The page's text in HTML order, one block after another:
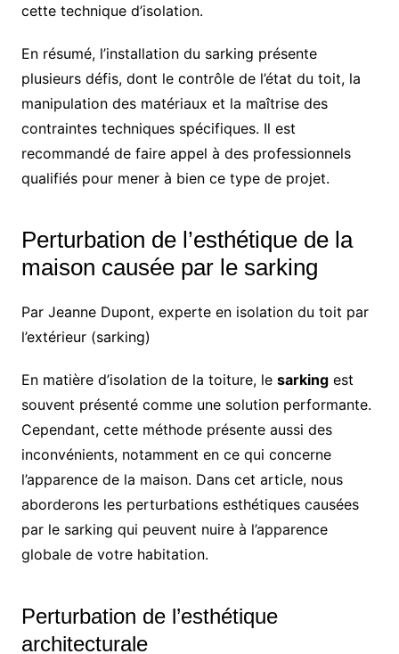
cette technique d’isolation.
En résumé, l’installation du sarking présente
plusieurs défis, dont le contrôle de l’état du toit, la
manipulation des matériaux et la maîtrise des
contraintes techniques spécifiques. Il est
recommandé de faire appel à des professionnels
qualifiés pour mener à bien ce type de projet.
Perturbation de l’esthétique de la
maison causée par le sarking
Par Jeanne Dupont, experte en isolation du toit par
l’extérieur (sarking)
En matière d’isolation de la toiture, le sarkingest
souvent présenté comme une solution performante.
Cependant, cette méthode présente aussi des
inconvénients, notamment en ce qui concerne
l’apparence de la maison. Dans cet article, nous
aborderons les perturbations esthétiques causées
par le sarking qui peuvent nuire à l’apparence
globale de votre habitation.
Perturbation de l’esthétique
architecturale